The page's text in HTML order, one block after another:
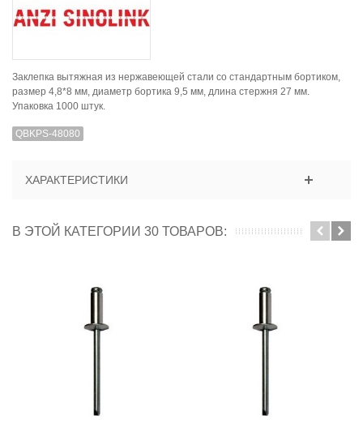
Заклепка вытяжная из нержавеющей стали со стандартным бортиком,
размер 4,8*8 мм, диаметр бортика 9,5 мм, длина стержня 27 мм.
Упаковка 1000 штук.
QBKPS-48080
ХАРАКТЕРИСТИКИ
В ЭТОЙ КАТЕГОРИИ 30 ТОВАРОВ: